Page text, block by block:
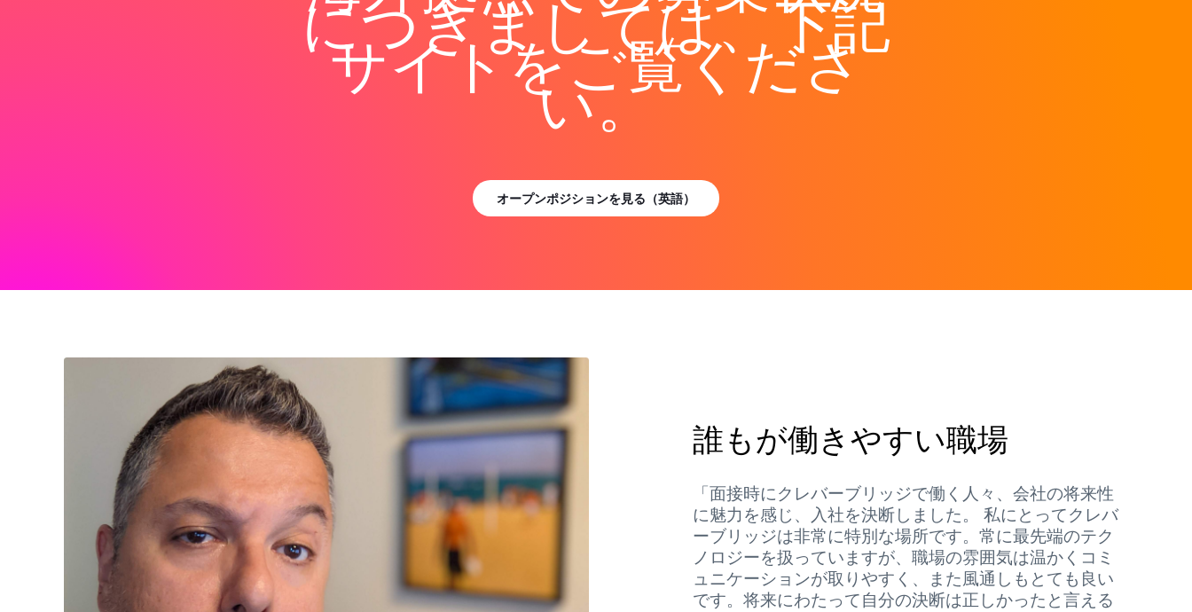
につきましては、下記
サイトをご覧くださ
い。
誰もが働きやすい職場
「面接時にクレバーブリッジで働く人々、会社の将来性
に魅力を感じ、入社を決断しました。 私にとってクレバ
ーブリッジは非常に特別な場所です。常に最先端のテク
ノロジーを扱っていますが、職場の雰囲気は温かくコミ
ュニケーションが取りやすく、また風通しもとても良い
です。将来にわたって自分の決断は正しかったと言える